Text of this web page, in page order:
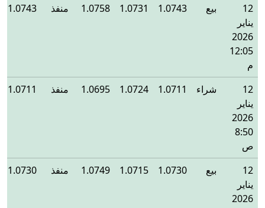
12
يناير
2026
12:05
م
بيع 1.0743
1.0731
1.0758 منفذ 1.0743
12
يناير
2026
8:50
ص
شراء 1.0711
1.0724
1.0695 منفذ 1.0711
12
يناير
2026
بيع 1.0730
1.0715
1.0749 منفذ 1.0730